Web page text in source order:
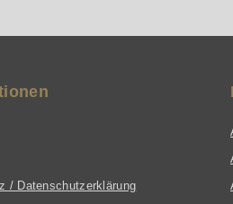
/ Datenschutzerklärung